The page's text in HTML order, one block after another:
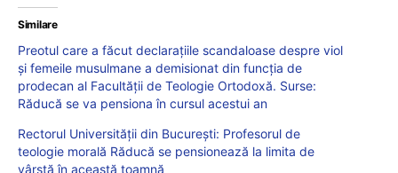
Similare
Preotul care a făcut declarațiile scandaloase despre viol
și femeile musulmane a demisionat din funcția de
prodecan al Facultății de Teologie Ortodoxă. Surse:
Răducă se va pensiona în cursul acestui an
Rectorul Universității din București: Profesorul de
teologie morală Răducă se pensionează la limita de
vârstă în această toamnă